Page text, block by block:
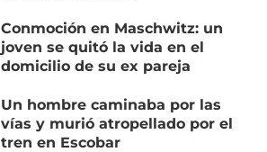
Conmoción en Maschwitz: un
joven se quitó la vida en el
domicilio de su ex pareja
Un hombre caminaba por las
vías y murió atropellado por el
tren en Escobar